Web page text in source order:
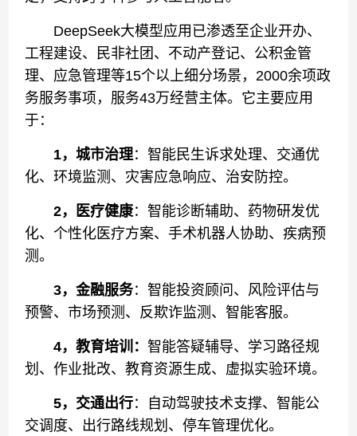
DeepSeek大模型应用已渗透至企业开办、
工程建设、民非社团、不动产登记、公积金管
理、应急管理等15个以上细分场景，2000余项政
务服务事项，服务43万经营主体‌。它主要应用
于：
1，城市治理：智能民生诉求处理、交通优
化、环境监测、灾害应急响应、治安防控。
2，医疗健康：智能诊断辅助、药物研发优
化、个性化医疗方案、手术机器人协助、疾病预
测。
3，金融服务：智能投资顾问、风险评估与
预警、市场预测、反欺诈监测、智能客服。
4，教育培训：智能答疑辅导、学习路径规
划、作业批改、教育资源生成、虚拟实验环境。
5，交通出行：自动驾驶技术支撑、智能公
交调度、出行路线规划、停车管理优化。